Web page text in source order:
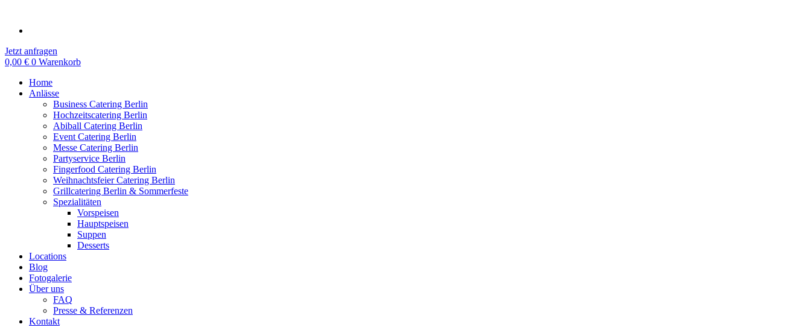
springen
Jetzt anfragen
0,00 € 0 Warenkorb
Home
Anlässe
Business Catering Berlin
Hochzeitscatering Berlin
Abiball Catering Berlin
Event Catering Berlin
Messe Catering Berlin
Partyservice Berlin
Fingerfood Catering Berlin
Weihnachtsfeier Catering Berlin
Grillcatering Berlin & Sommerfeste
Spezialitäten
Vorspeisen
Hauptspeisen
Suppen
Desserts
Locations
Blog
Fotogalerie
Über uns
FAQ
Presse & Referenzen
Kontakt